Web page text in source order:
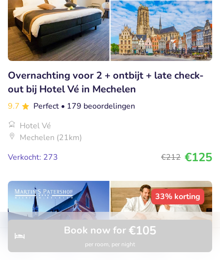
Restaurants
Book now for€105
per room, per night
Overnachting voor 2 + ontbijt + late check-
out bij Hotel Vé in Mechelen
9.7 Perfect • 179 beoordelingen
Hotel Vé
Mechelen (21km)
Verkocht: 273
€212 €125
33% korting